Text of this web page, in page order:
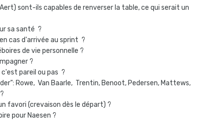
sont-ils capables de renverser la table, ce qui serait un
sa santé ?
cas d'arrivée au sprint ?
de vie personnelle ?
?
pareil ou pas ?
Rowe, Van Baarle, Trentin, Benoot, Pedersen, Mattews,
favori (crevaison dès le départ) ?
pour Naesen ?